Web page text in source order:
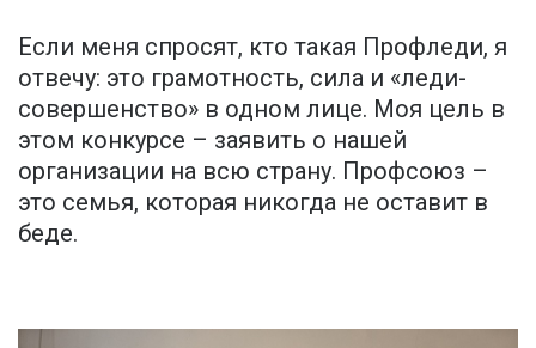
Если меня спросят, кто такая Профледи, я
отвечу: это грамотность, сила и «леди-
совершенство» в одном лице. Моя цель в
этом конкурсе – заявить о нашей
организации на всю страну. Профсоюз –
это семья, которая никогда не оставит в
беде.